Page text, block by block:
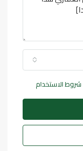
شروط الاستخدام